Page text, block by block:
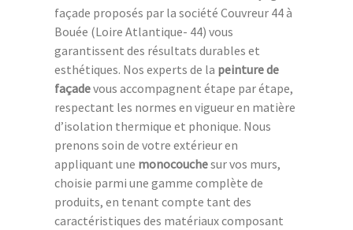
façade proposés par la société Couvreur 44 à
Bouée (Loire Atlantique- 44) vous
garantissent des résultats durables et
esthétiques. Nos experts de la peinture de
façadevous accompagnent étape par étape,
respectant les normes en vigueur en matière
d’isolation thermique et phonique. Nous
prenons soin de votre extérieur en
appliquant une monocouchesur vos murs,
choisie parmi une gamme complète de
produits, en tenant compte tant des
caractéristiques des matériaux composant